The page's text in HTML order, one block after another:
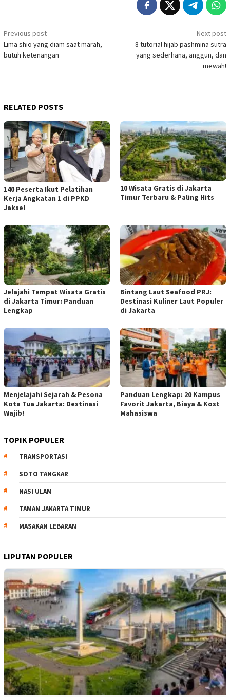
Post
navigation
Previous post
Lima shio yang diam saat marah,
butuh ketenangan
Next post
8 tutorial hijab pashmina sutra
yang sederhana, anggun, dan
mewah!
RELATED POSTS
140 Peserta Ikut Pelatihan
Kerja Angkatan 1 di PPKD
Jaksel
10 Wisata Gratis di Jakarta
Timur Terbaru & Paling Hits
Jelajahi Tempat Wisata Gratis
di Jakarta Timur: Panduan
Lengkap
Bintang Laut Seafood PRJ:
Destinasi Kuliner Laut Populer
di Jakarta
Menjelajahi Sejarah & Pesona
Kota Tua Jakarta: Destinasi
Wajib!
Panduan Lengkap: 20 Kampus
Favorit Jakarta, Biaya & Kost
Mahasiswa
TOPIK POPULER
TRANSPORTASI
SOTO TANGKAR
NASI ULAM
TAMAN JAKARTA TIMUR
MASAKAN LEBARAN
LIPUTAN POPULER